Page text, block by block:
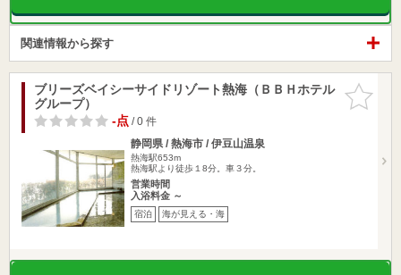
関連情報から探す
お気に入
りに追加
ブリーズベイシーサイドリゾート熱海（ＢＢＨホテル
グループ）
-点/ 0 件
静岡県 / 熱海市 / 伊豆山温泉
熱海駅653m
熱海駅より徒歩１8分。車３分。
営業時間
入浴料金 ～
宿泊 海が見える・海